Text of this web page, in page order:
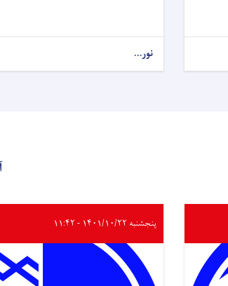
نور...
پنجشنبه ۱۴۰۱/۱۰/۲۲ - ۱۱:۴۲